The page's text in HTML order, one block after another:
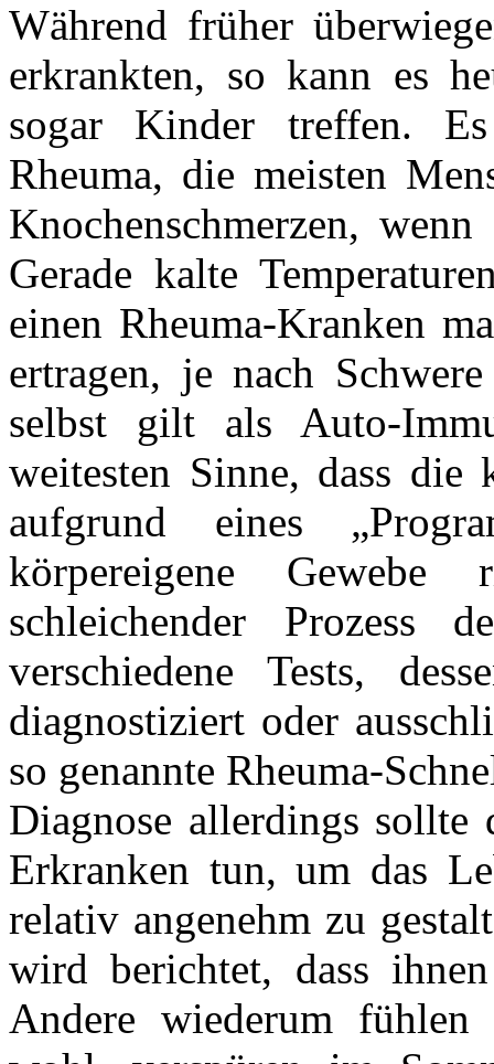
Während früher
erkrankten, so kann es
sogar Kinder treffen.
Rheuma, die meisten
Knochenschmerzen,
Gerade kalte
einen Rheuma-Kranken
ertragen, je nach
selbst gilt als Auto-
weitesten Sinne, dass die
aufgrund eines
körpereigene
schleichender Prozess
verschiedene Tests,
diagnostiziert oder
so genannte Rheuma-
Diagnose allerdings
Erkranken tun, um das
relativ angenehm zu
wird berichtet, dass
Andere wiederum fühlen